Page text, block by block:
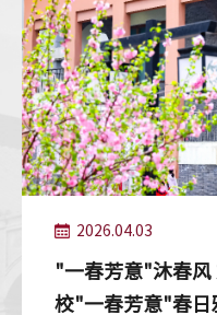
2026.04.03
"一春芳意"沐春
校"一春芳意"春日